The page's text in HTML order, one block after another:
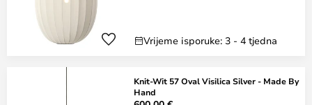
Vrijeme isporuke: 3 - 4 tjedna
Knit-Wit 57 Oval Visilica Silver - Made By
Hand